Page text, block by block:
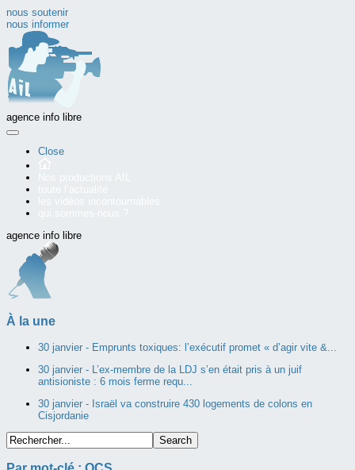
nous soutenir
nous informer
agence info libre
Close
agence info libre
À la une
30 janvier - Emprunts toxiques: l’exécutif promet « d’agir vite &...
30 janvier - L’ex-membre de la LDJ s’en était pris à un juif
antisioniste : 6 mois ferme requ...
30 janvier - Israël va construire 430 logements de colons en
Cisjordanie